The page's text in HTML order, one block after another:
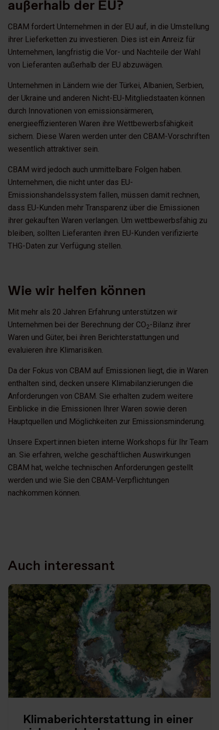
außerhalb der EU?
CBAM fordert Unternehmen in der EU auf, in die Umstellung
ihrer Lieferketten zu investieren. Dies ist ein Anreiz für
Unternehmen, langfristig die Vor- und Nachteile der Wahl
von Lieferanten außerhalb der EU abzuwägen.
Unternehmen in Ländern wie der Türkei, Albanien, Serbien,
der Ukraine und anderen Nicht-EU-Mitgliedstaaten können
durch Innovationen von emissionsärmeren,
energieeffizienteren Waren ihre Wettbewerbsfähigkeit
sichern. Diese Waren werden unter den CBAM-Vorschriften
wesentlich attraktiver sein.
CBAM wird jedoch auch unmittelbare Folgen haben.
Unternehmen, die nicht unter das EU-
Emissionshandelssystem fallen, müssen damit rechnen,
dass EU-Kunden mehr Transparenz über die Emissionen
ihrer gekauften Waren verlangen. Um wettbewerbsfähig zu
bleiben, sollten Lieferanten ihren EU-Kunden verifizierte
THG-Daten zur Verfügung stellen.
Wie wir helfen können
Mit mehr als 20 Jahren Erfahrung unterstützen wir
Unternehmen bei der Berechnung der CO2-Bilanz ihrer
Waren und Güter, bei ihren Berichterstattungen und
evaluieren ihre Klimarisiken.
Da der Fokus von CBAM auf Emissionen liegt, die in Waren
enthalten sind, decken unsere Klimabilanzierungen die
Anforderungen von CBAM. Sie erhalten zudem weitere
Einblicke in die Emissionen Ihrer Waren sowie deren
Hauptquellen und Möglichkeiten zur Emissionsminderung.
Unsere Expert:innen bieten interne Workshops für Ihr Team
an. Sie erfahren, welche geschäftlichen Auswirkungen
CBAM hat, welche technischen Anforderungen gestellt
werden und wie Sie den CBAM-Verpflichtungen
nachkommen können.
Auch interessant
Klimaberichterstattung in einer